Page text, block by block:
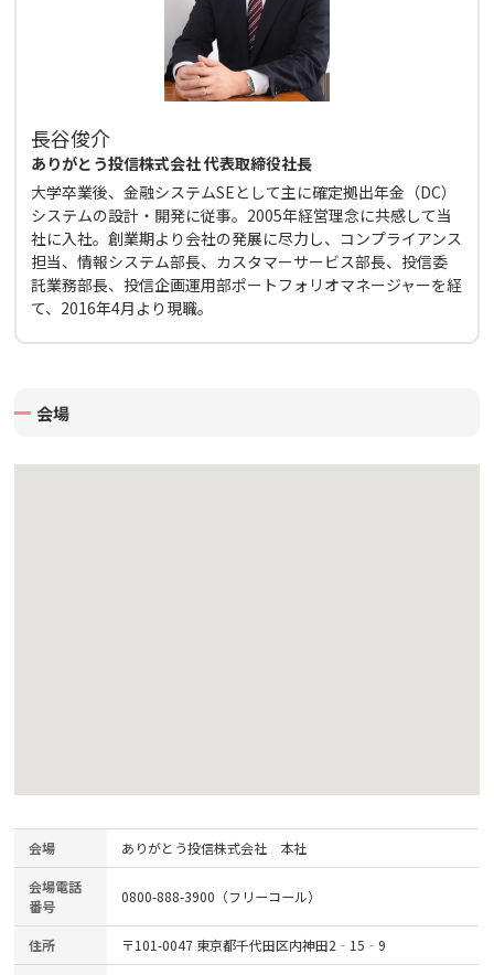
長谷俊介
ありがとう投信株式会社 代表取締役社長
大学卒業後、金融システムSEとして主に確定拠出年金（DC）
システムの設計・開発に従事。2005年経営理念に共感して当
社に入社。創業期より会社の発展に尽力し、コンプライアンス
担当、情報システム部長、カスタマーサービス部長、投信委
託業務部長、投信企画運用部ポートフォリオマネージャーを経
て、2016年4月より現職。
会場
会場 ありがとう投信株式会社 本社
会場電話
番号
0800-888-3900（フリーコール）
住所 〒101-0047 東京都千代田区内神田2‐15‐9